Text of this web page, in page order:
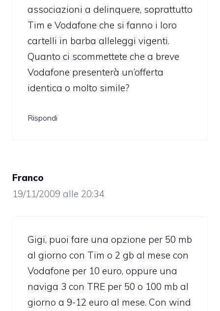
associazioni a delinquere, soprattutto
Tim e Vodafone che si fanno i loro
cartelli in barba alleleggi vigenti.
Quanto ci scommettete che a breve
Vodafone presenterà un’offerta
identica o molto simile?
Rispondi
Franco
19/11/2009 alle 20:34
Gigi, puoi fare una opzione per 50 mb
al giorno con Tim o 2 gb al mese con
Vodafone per 10 euro, oppure una
naviga 3 con TRE per 50 o 100 mb al
giorno a 9-12 euro al mese. Con wind